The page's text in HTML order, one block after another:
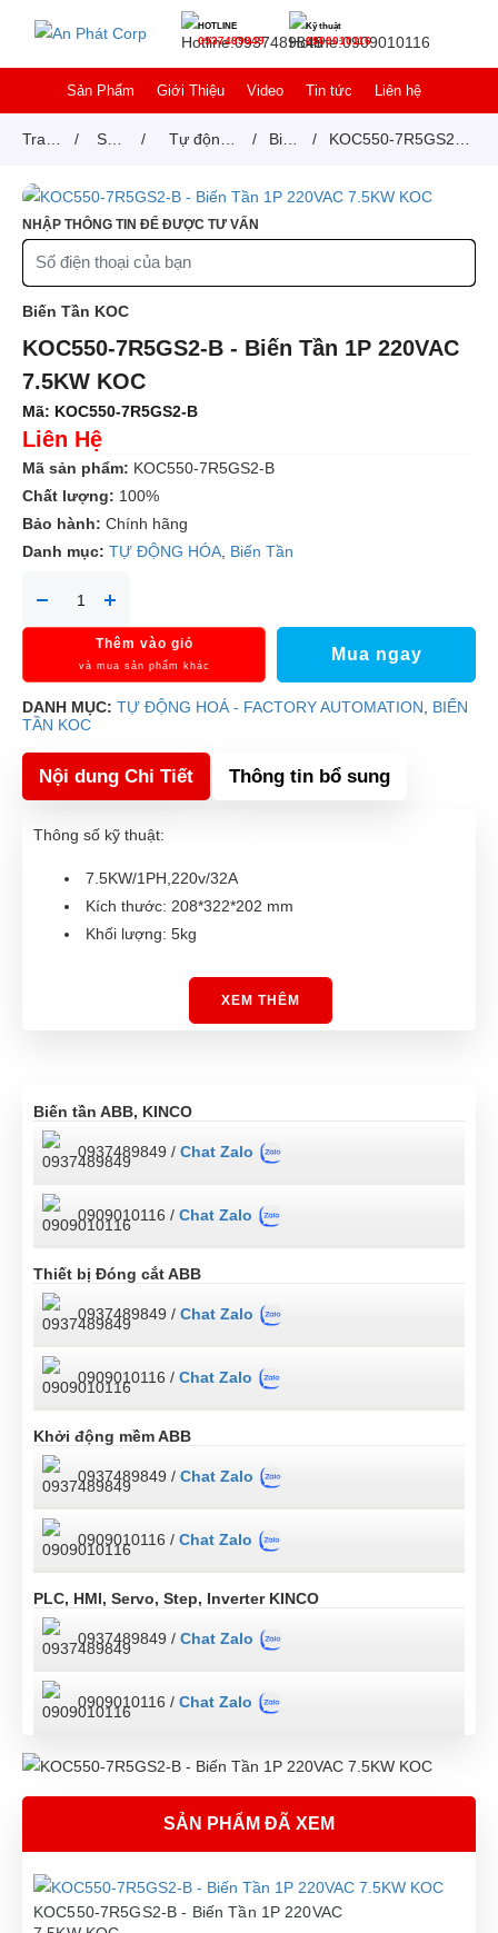
HOTLINE
0937489849
Kỹ thuật
0909010116
Sản Phẩm Giới Thiệu Video Tin tức Liên hệ
Trang
chủ
/ Sản / Tự động
Factory
automation
/ Biến / KOC550-7R5GS2-B
NHẬP THÔNG TIN ĐỂ ĐƯỢC TƯ VẤN
Biến Tần KOC
KOC550-7R5GS2-B - Biến Tần 1P 220VAC
7.5KW KOC
Mã: KOC550-7R5GS2-B
Liên Hệ
Mã sản phẩm: KOC550-7R5GS2-B
Chất lượng: 100%
Bảo hành: Chính hãng
Danh mục: TỰ ĐỘNG HÓA Biến Tần
Thêm vào giỏ
và mua sản phẩm khác
Mua ngay
DANH MỤC: TỰ ĐỘNG HOÁ - FACTORY AUTOMATION
BIẾN
TẦN KOC
Nội dung Chi Tiết Thông tin bổ sung
Thông số kỹ thuật:
7.5KW/1PH,220v/32A
Kích thước: 208*322*202 mm
Khối lượng: 5kg
XEM THÊM
Biến tần ABB, KINCO
0937489849 / Chat Zalo
0909010116 / Chat Zalo
Thiết bị Đóng cắt ABB
0937489849 / Chat Zalo
0909010116 / Chat Zalo
Khởi động mềm ABB
0937489849 / Chat Zalo
0909010116 / Chat Zalo
PLC, HMI, Servo, Step, Inverter KINCO
0937489849 / Chat Zalo
0909010116 / Chat Zalo
SẢN PHẨM ĐÃ XEM
KOC550-7R5GS2-B - Biến Tần 1P 220VAC